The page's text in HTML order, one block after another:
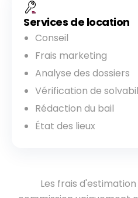
Services de location
Conseil
Frais marketing
Analyse des dossiers
Vérification de
Rédaction du bail
État des lieux
Les frais